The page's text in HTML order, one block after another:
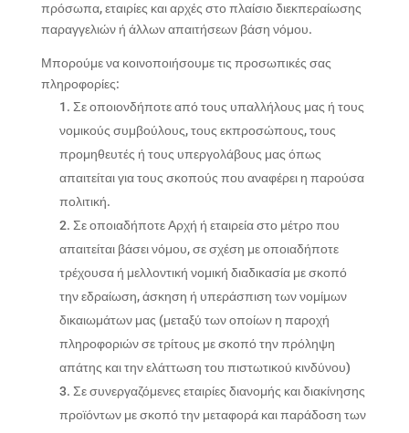
πρόσωπα, εταιρίες και αρχές στο πλαίσιο διεκπεραίωσης
παραγγελιών ή άλλων απαιτήσεων βάση νόμου.
Μπορούμε να κοινοποιήσουμε τις προσωπικές σας
πληροφορίες:
Σε οποιονδήποτε από τους υπαλλήλους μας ή τους
νομικούς συμβούλους, τους εκπροσώπους, τους
προμηθευτές ή τους υπεργολάβους μας όπως
απαιτείται για τους σκοπούς που αναφέρει η παρούσα
πολιτική.
Σε οποιαδήποτε Αρχή ή εταιρεία στο μέτρο που
απαιτείται βάσει νόμου, σε σχέση με οποιαδήποτε
τρέχουσα ή μελλοντική νομική διαδικασία με σκοπό
την εδραίωση, άσκηση ή υπεράσπιση των νομίμων
δικαιωμάτων μας (μεταξύ των οποίων η παροχή
πληροφοριών σε τρίτους με σκοπό την πρόληψη
απάτης και την ελάττωση του πιστωτικού κινδύνου)
Σε συνεργαζόμενες εταιρίες διανομής και διακίνησης
προϊόντων με σκοπό την μεταφορά και παράδοση των